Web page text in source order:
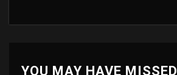
YOU MAY HAVE MISSED